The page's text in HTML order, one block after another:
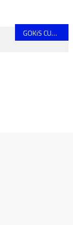
GOKiS CUP – Halowa Liga Piłki Nożnej dobiegła końca!